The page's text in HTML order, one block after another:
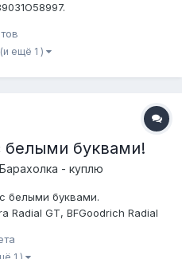
(и ещё 1 )
буквами!
Барахолка - куплю
белыми буквами.
Radial GT, BFGoodrich Radial
и Cooper Cobra Radial GT